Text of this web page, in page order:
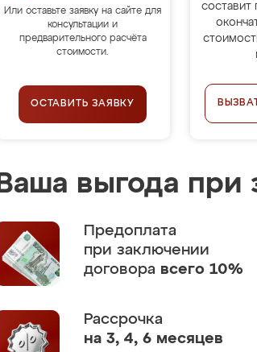
Или оставьте заявку на сайте для
консультации и
предварительного расчёта
стоимости.
ОСТАВИТЬ ЗАЯВКУ
составит
Ваша выгода при
Предоплата
при заключении
договора всего 10%
Рассрочка
на 3, 4, 6 месяцев